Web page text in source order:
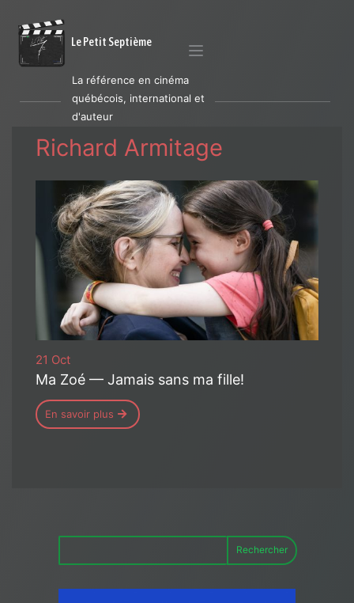
Le Petit Septième
La référence en cinéma
québécois, international et
d'auteur
Richard Armitage
21 Oct
Ma Zoé — Jamais sans ma fille!
En savoir plus
Rechercher